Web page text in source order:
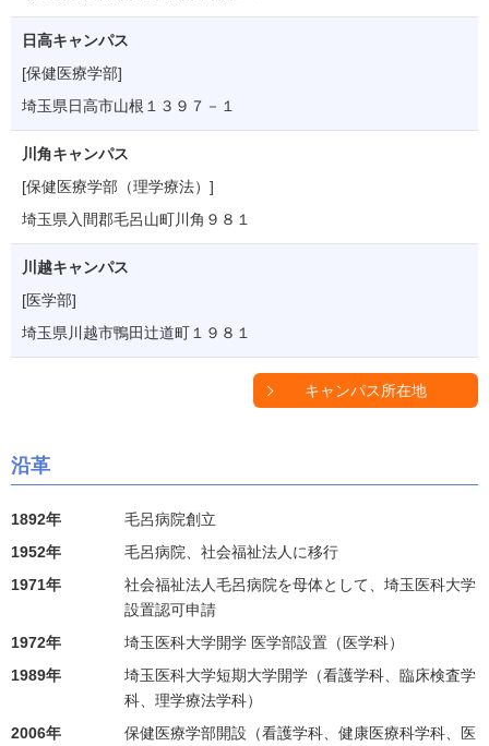
日高キャンパス
[保健医療学部]
埼玉県日高市山根１３９７－１
川角キャンパス
[保健医療学部（理学療法）]
埼玉県入間郡毛呂山町川角９８１
川越キャンパス
[医学部]
埼玉県川越市鴨田辻道町１９８１
キャンパス所在地
沿革
1892年
毛呂病院創立
1952年
毛呂病院、社会福祉法人に移行
1971年
社会福祉法人毛呂病院を母体として、埼玉医科大学
設置認可申請
1972年
埼玉医科大学開学 医学部設置（医学科）
1989年
埼玉医科大学短期大学開学（看護学科、臨床検査学
科、理学療法学科）
2006年
保健医療学部開設（看護学科、健康医療科学科、医